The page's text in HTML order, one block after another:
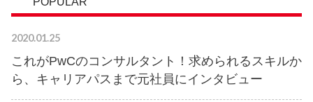
2020.01.25
これがPwCのコンサルタント！求められるスキルか
ら、キャリアパスまで元社員にインタビュー